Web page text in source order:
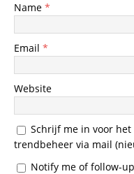
Name *
Email *
Website
Schrijf me in voor
trendbeheer via mail
Notify me of follow-